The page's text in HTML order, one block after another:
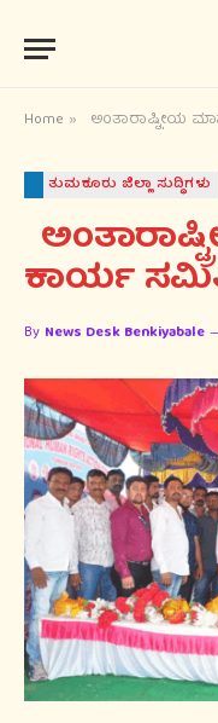
Home » ಅಂತಾರಾಷ್ಟ್ರೀಯ
ತುಮಕೂರು ಜಿಲ್ಲಾ ಸುದ್ಧಿಗಳು
ಕಾರ್ಯ
By News Desk Benkiyabale